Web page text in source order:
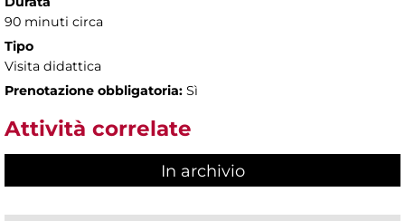
90 minuti circa
Tipo
Visita didattica
Prenotazione obbligatoria: Sì
Attività correlate
In archivio